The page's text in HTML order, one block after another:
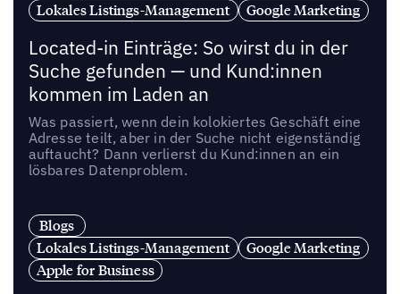
Lokales Listings-Management
Google Marketing
Located-in Einträge: So wirst du in der
Suche gefunden — und Kund:innen
kommen im Laden an
Was passiert, wenn dein kolokiertes Geschäft eine
Adresse teilt, aber in der Suche nicht eigenständig
auftaucht? Dann verlierst du Kund:innen an ein
lösbares Datenproblem.
Blogs
Lokales Listings-Management
Google Marketing
Apple for Business